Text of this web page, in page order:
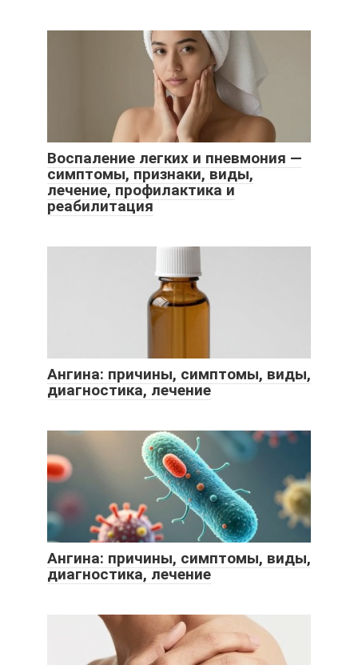
Воспаление легких и пневмония —
симптомы, признаки, виды,
лечение, профилактика и
реабилитация
Ангина: причины, симптомы, виды,
диагностика, лечение
Ангина: причины, симптомы, виды,
диагностика, лечение